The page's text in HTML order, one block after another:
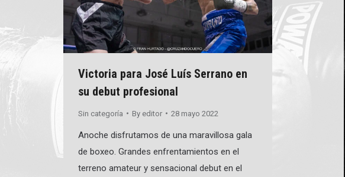
Victoria para José Luís Serrano en
su debut profesional
Sin categoría By editor 28 mayo 2022
Anoche disfrutamos de una maravillosa gala
de boxeo. Grandes enfrentamientos en el
terreno amateur y sensacional debut en el